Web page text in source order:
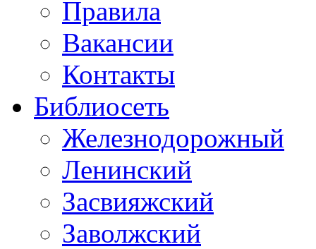
Правила
Вакансии
Контакты
Библиосеть
Железнодорожный
Ленинский
Засвияжский
Заволжский